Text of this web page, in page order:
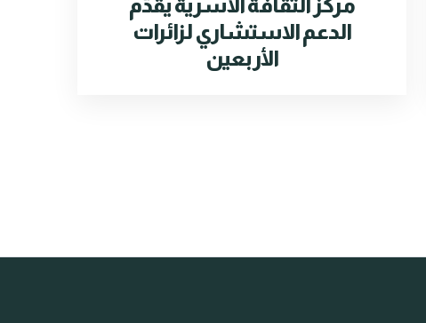
مركز الثقافة الأسرية يقدّم
الدعم الاستشاري لزائرات
الأربعين